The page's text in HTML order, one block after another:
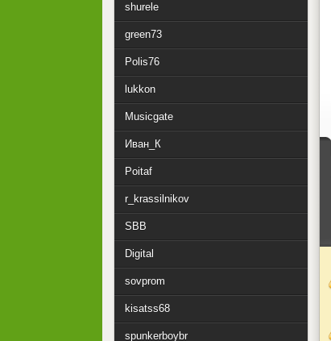
shurele
green73
Polis76
lukkon
Musicgate
Иван_К
Poitaf
r_krassilnikov
SBB
Digital
sovprom
kisatss68
spunkerboybr